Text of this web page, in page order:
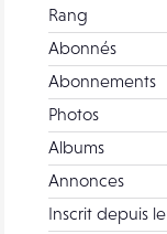
Rang
Abonnés
Abonnements
Photos
Albums
Annonces
Inscrit depuis le